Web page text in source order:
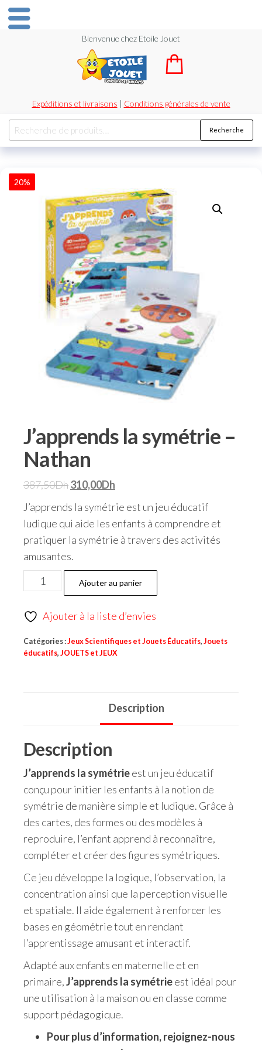
Bienvenue chez Etoile Jouet
Expéditions et livraisons | Conditions générales de vente
Recherche
20%
J’apprends la symétrie –
Nathan
387,50Dh310,00Dh
J’apprends la symétrie est un jeu éducatif
ludique qui aide les enfants à comprendre et
pratiquer la symétrie à travers des activités
amusantes.
Ajouter au panier
Ajouter à la liste d’envies
Catégories :Jeux Scientifiques et Jouets Éducatifs, Jouets
éducatifs, JOUETS et JEUX
Description
Description
J’apprends la symétrieest un jeu éducatif
conçu pour initier les enfants à la notion de
symétrie de manière simple et ludique. Grâce à
des cartes, des formes ou des modèles à
reproduire, l’enfant apprend à reconnaître,
compléter et créer des figures symétriques.
Ce jeu développe la logique, l’observation, la
concentration ainsi que la perception visuelle
et spatiale. Il aide également à renforcer les
bases en géométrie tout en rendant
l’apprentissage amusant et interactif.
Adapté aux enfants en maternelle et en
primaire,J’apprends la symétrieest idéal pour
une utilisation à la maison ou en classe comme
support pédagogique.
Pour plus d’information, rejoignez-nous